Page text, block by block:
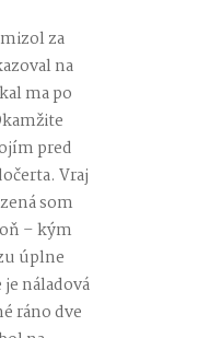
za
na
ma po
pred
Vraj
som
– kým
úplne
náladová
ráno dve